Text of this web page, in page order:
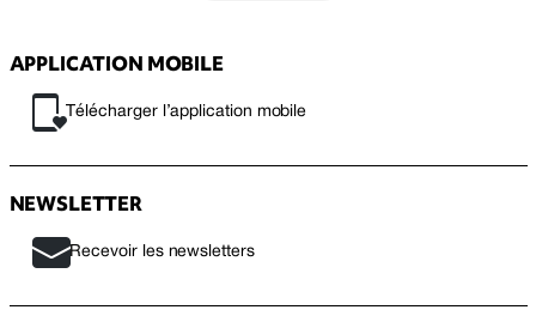
APPLICATION MOBILE
Télécharger l’application mobile
NEWSLETTER
Recevoir les newsletters